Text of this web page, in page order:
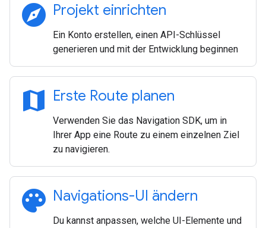
explore Projekt einrichten
Ein Konto erstellen, einen API-Schlüssel
generieren und mit der Entwicklung beginnen
map Erste Route planen
Verwenden Sie das Navigation SDK, um in
Ihrer App eine Route zu einem einzelnen Ziel
zu navigieren.
palette Navigations-UI ändern
Du kannst anpassen, welche UI-Elemente und